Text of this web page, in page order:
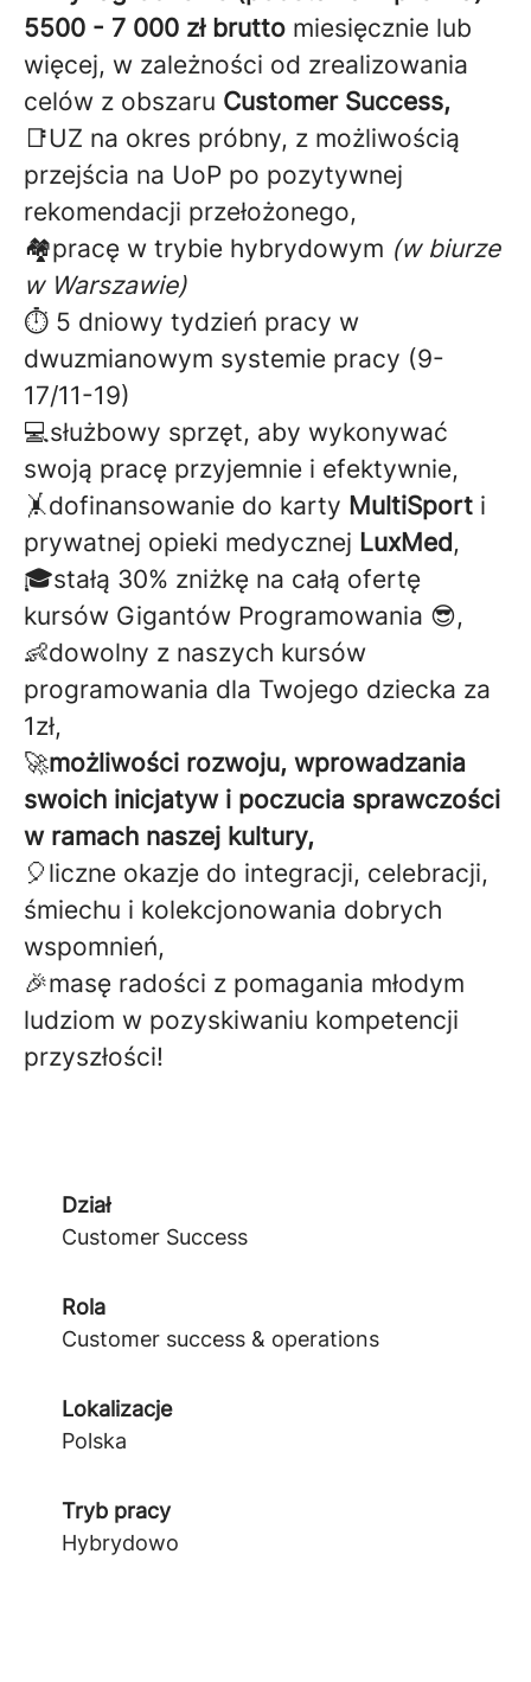
5500 - 7 000 zł brutto miesięcznie lub
więcej, w zależności od zrealizowania
celów z obszaru Customer Success,
📑UZ na okres próbny, z możliwością
przejścia na UoP po pozytywnej
rekomendacji przełożonego,
🏘️pracę w trybie hybrydowym (w biurze
w Warszawie)
⏱️ 5 dniowy tydzień pracy w
dwuzmianowym systemie pracy (9-
17/11-19)
💻służbowy sprzęt, aby wykonywać
swoją pracę przyjemnie i efektywnie,
🤸dofinansowanie do karty MultiSport i
prywatnej opieki medycznej LuxMed,
🎓stałą 30% zniżkę na całą ofertę
kursów Gigantów Programowania 😎,
👶dowolny z naszych kursów
programowania dla Twojego dziecka za
1zł,
🚀możliwości rozwoju, wprowadzania
swoich inicjatyw i poczucia sprawczości
w ramach naszej kultury,
🎈liczne okazje do integracji, celebracji,
śmiechu i kolekcjonowania dobrych
wspomnień,
🎉masę radości z pomagania młodym
ludziom w pozyskiwaniu kompetencji
przyszłości!
Dział
Customer Success
Rola
Customer success & operations
Lokalizacje
Polska
Tryb pracy
Hybrydowo